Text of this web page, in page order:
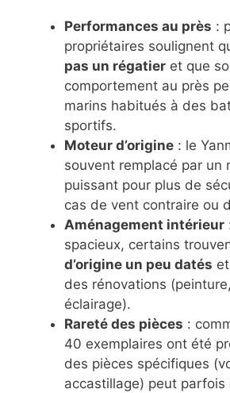
Performances au près :
propriétaires soulignent
pas un régatier et que
comportement au près
marins habitués à des
sportifs.
Moteur d’origine : le
souvent remplacé par un
puissant pour plus de
cas de vent contraire ou
Aménagement intérieur
spacieux, certains
d’origine un peu datés
des rénovations
éclairage).
Rareté des pièces :
40 exemplaires ont été
des pièces spécifiques
accastillage) peut parfois